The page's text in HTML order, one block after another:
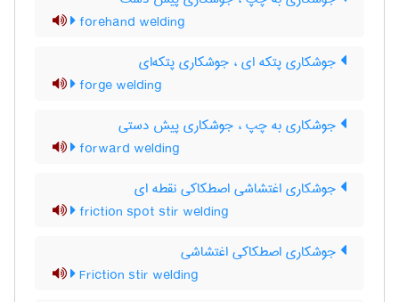
forehand welding
جوشکاری پتکه ای ، جوشکاری پتکه‌ای
forge welding
جوشکاری به چپ ، جوشکاری پیش دستی
forward welding
جوشکاری اغتشاشی اصطکاکی نقطه ای
friction spot stir welding
جوشکاری اصطکاکی اغتشاشی
Friction stir welding